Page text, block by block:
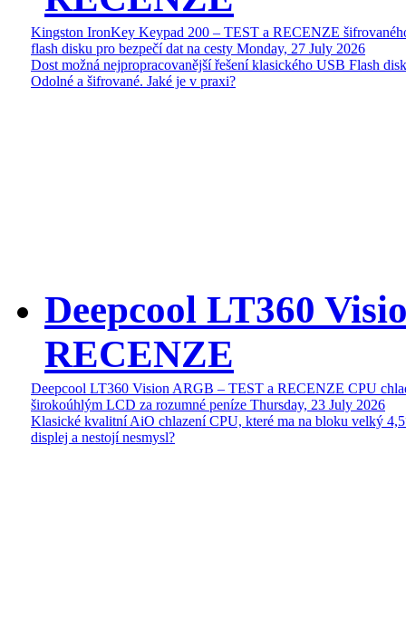
Kingston IronKey Keypad 200 – TEST a RECENZE
flash disku pro bezpečí dat na cesty Monday, 27 July 2026
Dost možná nejpropracovanější řešení klasického USB Flash
Odolné a šifrované. Jaké je v praxi?
Deepcool LT360
RECENZE
Deepcool LT360 Vision ARGB – TEST a RECENZE CPU
širokoúhlým LCD za rozumné peníze Thursday, 23 July 2026
Klasické kvalitní AiO chlazení CPU, které ma na bloku velký
displej a nestojí nesmysl?